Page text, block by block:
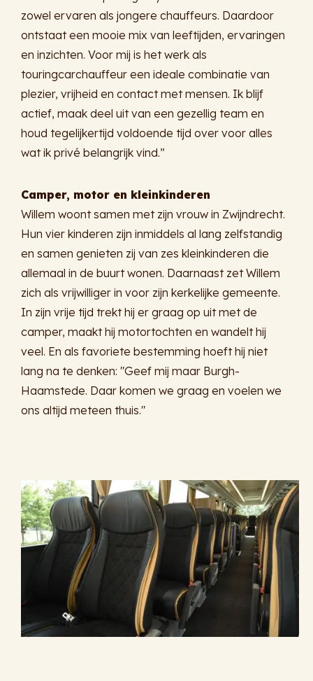
zowel ervaren als jongere chauffeurs. Daardoor
ontstaat een mooie mix van leeftijden, ervaringen
en inzichten. Voor mij is het werk als
touringcarchauffeur een ideale combinatie van
plezier, vrijheid en contact met mensen. Ik blijf
actief, maak deel uit van een gezellig team en
houd tegelijkertijd voldoende tijd over voor alles
wat ik privé belangrijk vind.”
Camper, motor en kleinkinderen
Willem woont samen met zijn vrouw in Zwijndrecht.
Hun vier kinderen zijn inmiddels al lang zelfstandig
en samen genieten zij van zes kleinkinderen die
allemaal in de buurt wonen. Daarnaast zet Willem
zich als vrijwilliger in voor zijn kerkelijke gemeente.
In zijn vrije tijd trekt hij er graag op uit met de
camper, maakt hij motortochten en wandelt hij
veel. En als favoriete bestemming hoeft hij niet
lang na te denken: "Geef mij maar Burgh-
Haamstede. Daar komen we graag en voelen we
ons altijd meteen thuis."